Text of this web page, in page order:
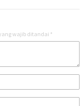
wajib ditandai *